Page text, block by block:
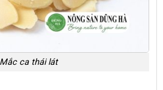
Mắc ca thái lát